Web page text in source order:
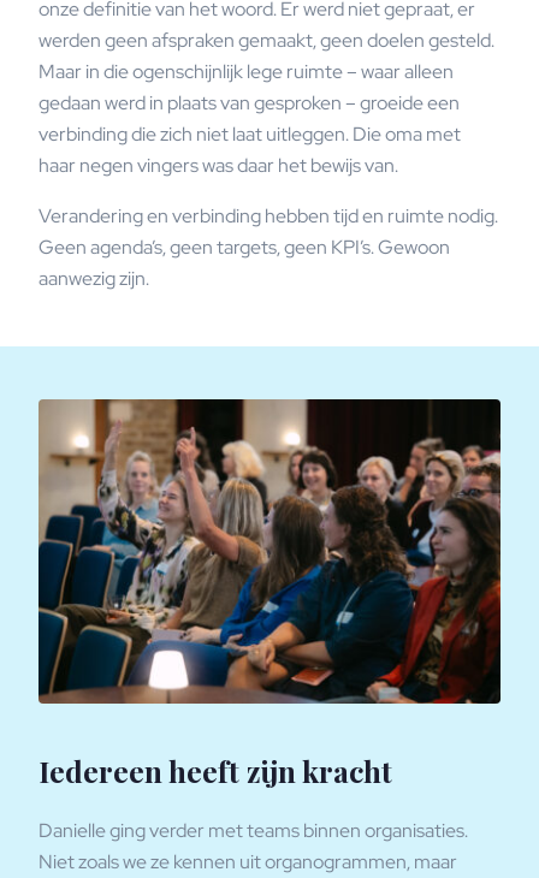
onze definitie van het woord. Er werd niet gepraat, er
werden geen afspraken gemaakt, geen doelen gesteld.
Maar in die ogenschijnlijk lege ruimte – waar alleen
gedaan werd in plaats van gesproken – groeide een
verbinding die zich niet laat uitleggen. Die oma met
haar negen vingers was daar het bewijs van.
Verandering en verbinding hebben tijd en ruimte nodig.
Geen agenda’s, geen targets, geen KPI’s. Gewoon
aanwezig zijn.
Iedereen heeft zijn kracht
Danielle ging verder met teams binnen organisaties.
Niet zoals we ze kennen uit organogrammen, maar